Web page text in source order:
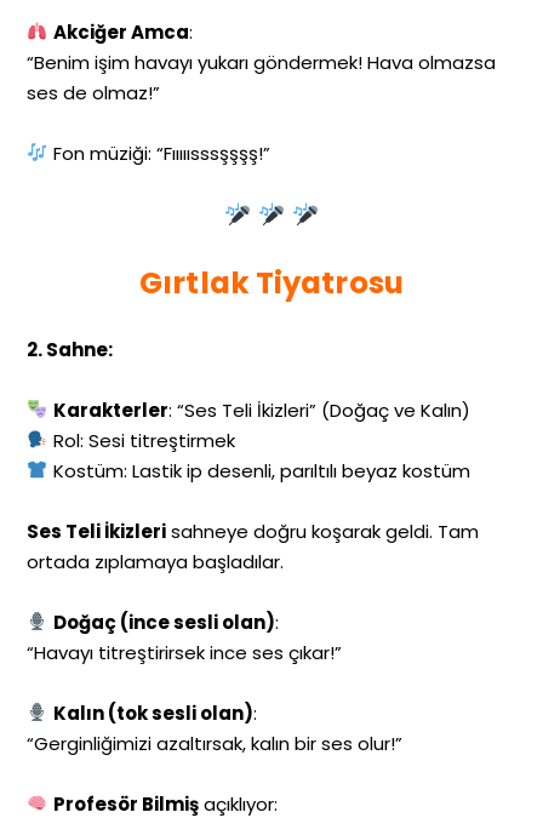
Akciğer Amca:
“Benim işim havayı yukarı göndermek! Hava olmazsa
ses de olmaz!”
Fon müziği: “Fııııısssşşşş!”
Gırtlak Tiyatrosu
2. Sahne:
Karakterler: “Ses Teli İkizleri” (Doğaç ve Kalın)
Rol: Sesi titreştirmek
Kostüm: Lastik ip desenli, parıltılı beyaz kostüm
Ses Teli İkizlerisahneye doğru koşarak geldi. Tam
ortada zıplamaya başladılar.
Doğaç (ince sesli olan):
“Havayı titreştirirsek ince ses çıkar!”
Kalın (tok sesli olan):
“Gerginliğimizi azaltırsak, kalın bir ses olur!”
Profesör Bilmişaçıklıyor: